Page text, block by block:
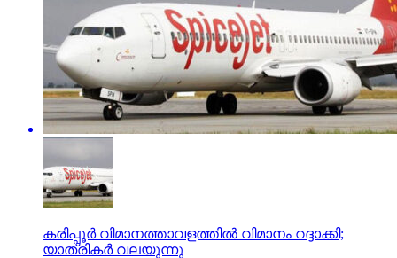
കരിപ്പൂര്‍ വിമാനത്താവളത്തില്‍ വിമാനം റദ്ദാക്കി;
യാത്രികര്‍ വലയുന്നു